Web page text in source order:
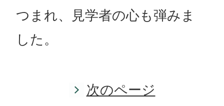
つまれ、見学者の心も弾みま
した。
次のページ